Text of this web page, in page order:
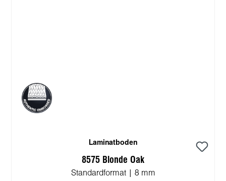
Laminatboden
8575 Blonde Oak
Standardformat | 8 mm